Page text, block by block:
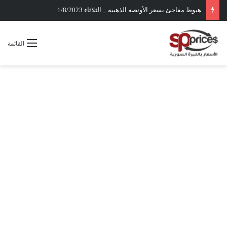
هبوط مفاجئ بسعر الأونصه الذهبيه _ الثلاثاء 1/8/2023
القائمة